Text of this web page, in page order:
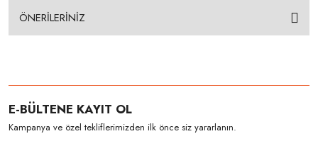
ÖNERİLERİNİZ
E-BÜLTENE KAYIT OL
Kampanya ve özel tekliflerimizden ilk önce siz yararlanın.